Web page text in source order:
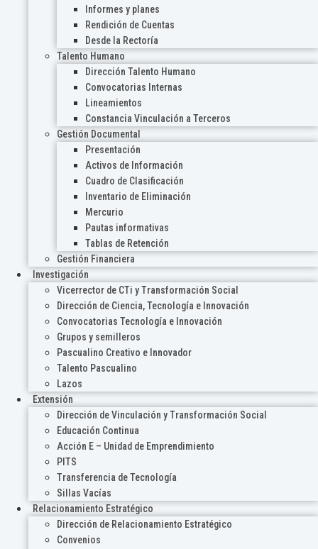
Informes y planes
Rendición de Cuentas
Desde la Rectoría
Talento Humano
Dirección Talento Humano
Convocatorias Internas
Lineamientos
Constancia Vinculación a Terceros
Gestión Documental
Presentación
Activos de Información
Cuadro de Clasificación
Inventario de Eliminación
Mercurio
Pautas informativas
Tablas de Retención
Gestión Financiera
Investigación
Vicerrector de CTi y Transformación Social
Dirección de Ciencia, Tecnología e Innovación
Convocatorias Tecnología e Innovación
Grupos y semilleros
Pascualino Creativo e Innovador
Talento Pascualino
Lazos
Extensión
Dirección de Vinculación y Transformación Social
Educación Continua
Acción E – Unidad de Emprendimiento
PITS
Transferencia de Tecnología
Sillas Vacías
Relacionamiento Estratégico
Dirección de Relacionamiento Estratégico
Convenios